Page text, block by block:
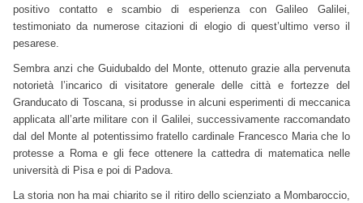
positivo contatto e scambio di esperienza con Galileo Galilei,
testimoniato da numerose citazioni di elogio di quest’ultimo verso il
pesarese.
Sembra anzi che Guidubaldo del Monte, ottenuto grazie alla pervenuta
notorietà l’incarico di visitatore generale delle città e fortezze del
Granducato di Toscana, si produsse in alcuni esperimenti di meccanica
applicata all’arte militare con il Galilei, successivamente raccomandato
dal del Monte al potentissimo fratello cardinale Francesco Maria che lo
protesse a Roma e gli fece ottenere la cattedra di matematica nelle
università di Pisa e poi di Padova.
La storia non ha mai chiarito se il ritiro dello scienziato a Mombaroccio,